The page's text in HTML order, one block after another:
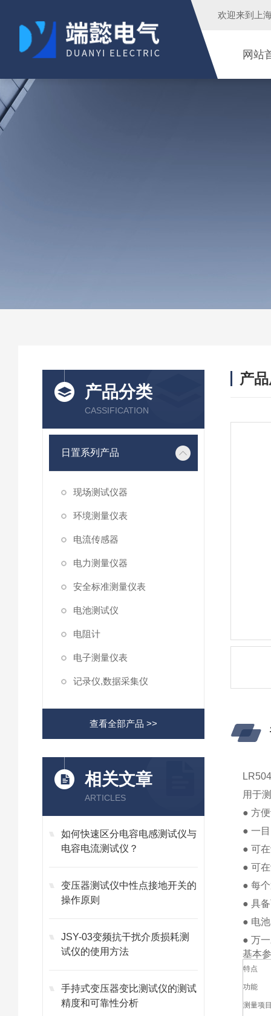
欢迎来到 上
网站
产品分类
CASSIFICATION
日置系列产品
现场测试仪器
环境测量仪表
电流传感器
电力测量仪器
安全标准测量仪表
电池测试仪
电阻计
电子测量仪表
记录仪,数据采集仪
查看全部产品 >>
相关文章
ARTICLES
如何快速区分电容电感测试仪与
电容电流测试仪？
变压器测试仪中性点接地开关的
操作原则
JSY-03变频抗干扰介质损耗测
试仪的使用方法
手持式变压器变比测试仪的测试
精度和可靠性分析
产
用于
● 方
● 一
● 可
● 可
● 每
● 具
● 电
● 万
基本
特点
功能
测量项